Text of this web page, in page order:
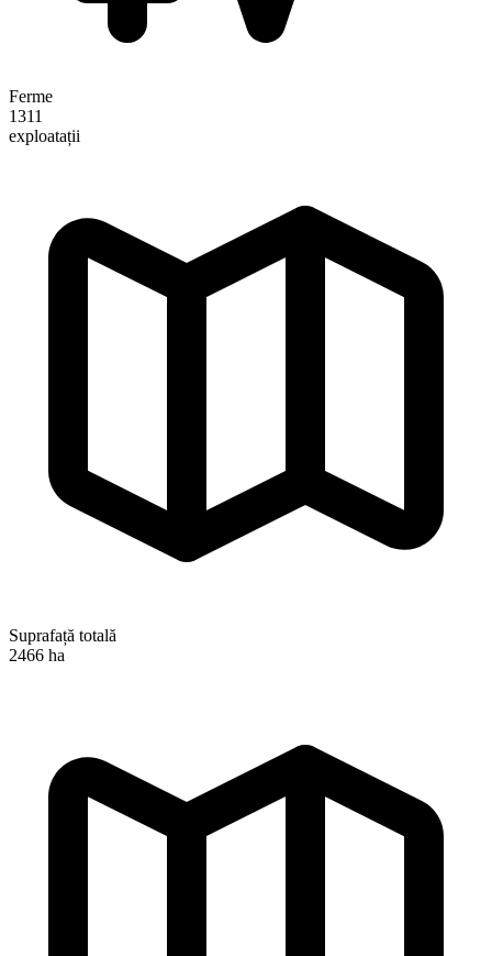
Ferme
1311
exploatații
Suprafață totală
2466 ha